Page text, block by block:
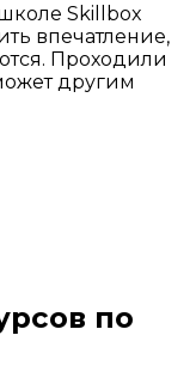
Skillbox
впечатление,
Проходили
другим
по